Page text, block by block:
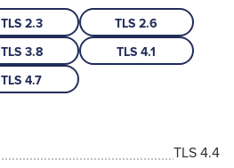
TLS 2.3
TLS 2.6
TLS 3.8
TLS 4.1
TLS 4.7
TLS 4.4